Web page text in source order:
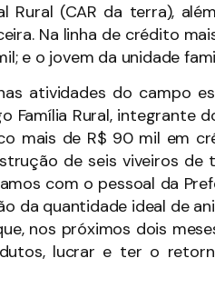
Rural (CAR da terra),
Na linha de crédito
e o jovem da unidade
atividades do campo
Família Rural, integrante
mais de R$ 90 mil em
de seis viveiros de
com o pessoal da
da quantidade ideal de
nos próximos dois
lucrar e ter o